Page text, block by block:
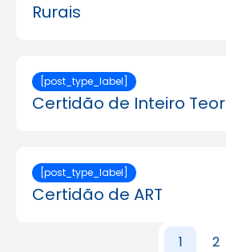
Rurais
[post_type_label]
Certidão de Inteiro Teor
[post_type_label]
Certidão de ART
1 2